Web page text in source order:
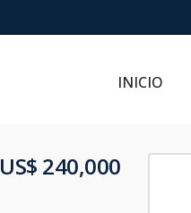
INICIO
US$ 240,000